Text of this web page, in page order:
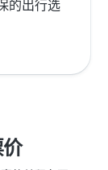
的出行选
价